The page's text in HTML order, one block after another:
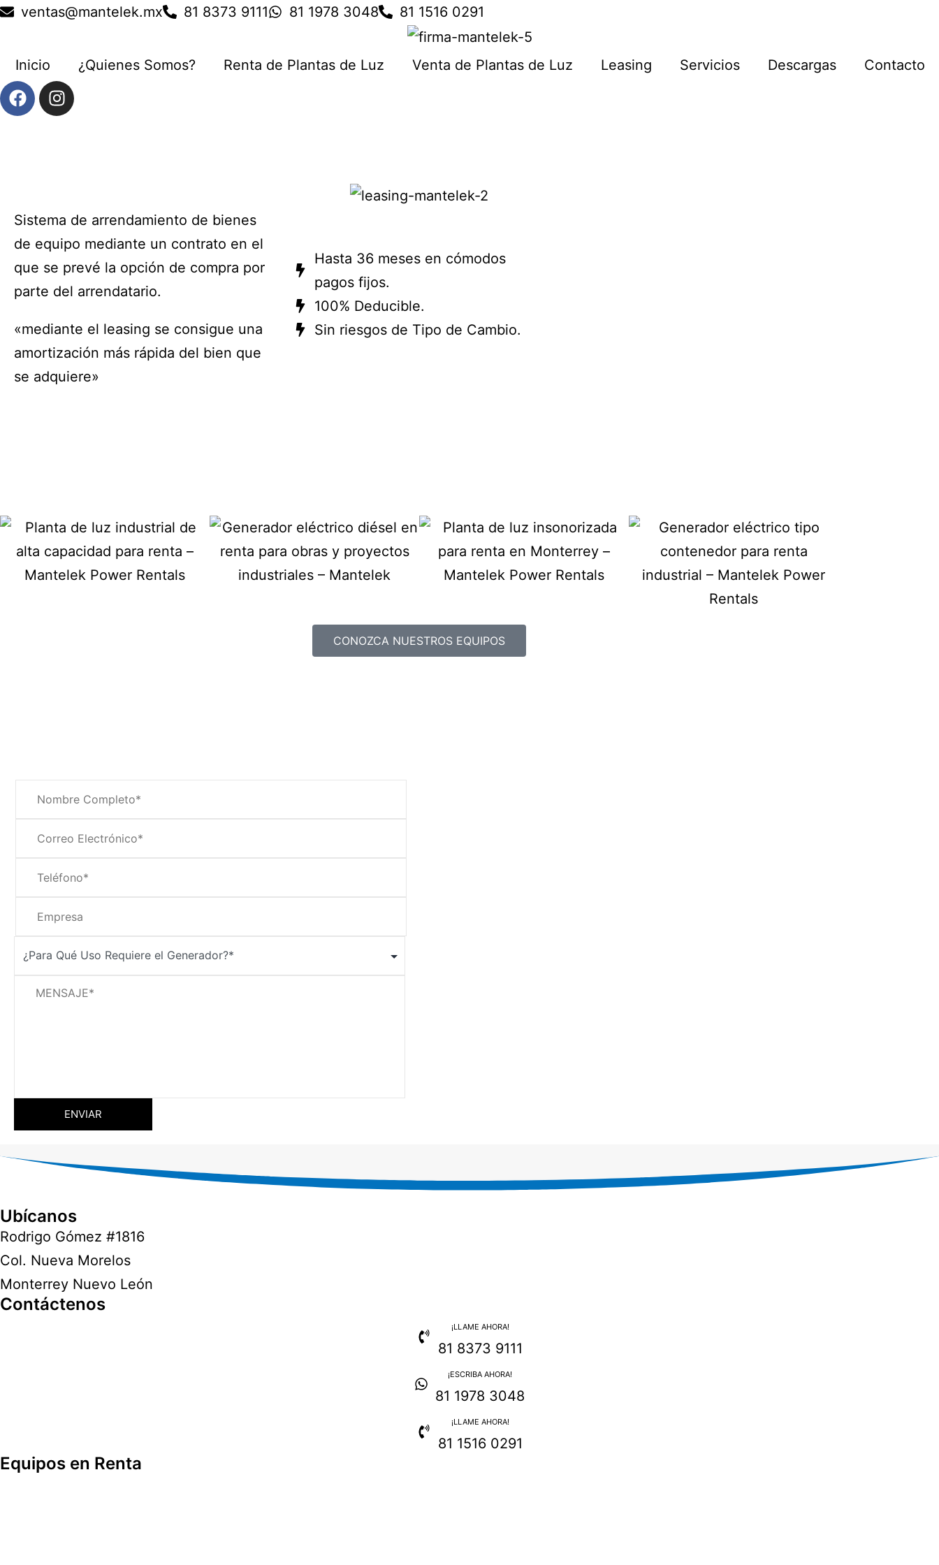
ventas@mantelek.mx 81 8373 9111 81 1978 3048 81 1516 0291
Inicio ¿Quienes Somos? Renta de Plantas de Luz Venta de Plantas de Luz Leasing Servicios Descargas Contacto
Sistema de arrendamiento de bienes
de equipo mediante un contrato en el
que se prevé la opción de compra por
parte del arrendatario.
«mediante el leasing se consigue una
amortización más rápida del bien que
se adquiere»
Hasta 36 meses en cómodos
pagos fijos.
100% Deducible.
Sin riesgos de Tipo de Cambio.
CONOZCA NUESTROS EQUIPOS
Ubícanos
Rodrigo Gómez #1816
Col. Nueva Morelos
Monterrey Nuevo León
Contáctenos
¡LLAME AHORA!
81 8373 9111
¡ESCRIBA AHORA!
81 1978 3048
¡LLAME AHORA!
81 1516 0291
Equipos en Renta